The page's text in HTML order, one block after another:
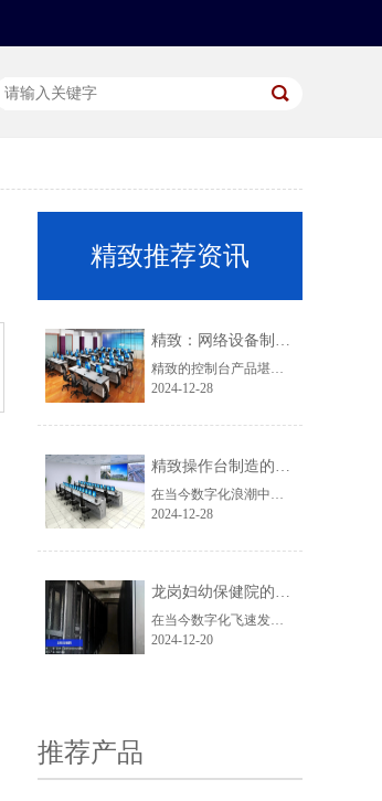
精致推荐资讯
精致：网络设备制造领域的璀璨之星
精致的控制台产品堪称一绝，它基于安全与实用的理念，巧妙融入现代科技元素和人体工程学原理，打造出集舒适、美观与强大功能于一体的优质产品。其环保高性能的选材，使其在航空、通讯、交通等众多关键领域的指挥中心得以广泛应用，并且凭借独特的设计优势成功获得国家专利，推出的一系列原创操作台款式满足了客户的个性化需求。
2024-12-28
精致操作台制造的卓越典范
在当今数字化浪潮中，网络设备的质量与性能至关重要。深圳市精致网络设备有限公司作为行业翘楚，凭借其精湛工艺和创新精神脱颖而出。
2024-12-28
龙岗妇幼保健院的 “制冷卫士”：精致冷通道
在当今数字化飞速发展的时代，网络设备的存储与管理至关重要，而一款优质的网络机柜则成为众多企业与机构的核心需求。此次出货的7035白色款网络机柜，以其独特的魅力与卓越的性能脱颖而出。
2024-12-20
推荐产品
6U挂墙式机柜